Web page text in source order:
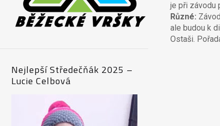
je při závodu
Různé:
ale budou k
Ostaši.
KRAVÍ HORA 2021
ČÁP 2022
ČÁP 2017
BIŠÍK 2016
BIŠÍK 2013
HISTORIE
Nejlepší Středečňák 2025 –
Lucie Celbová